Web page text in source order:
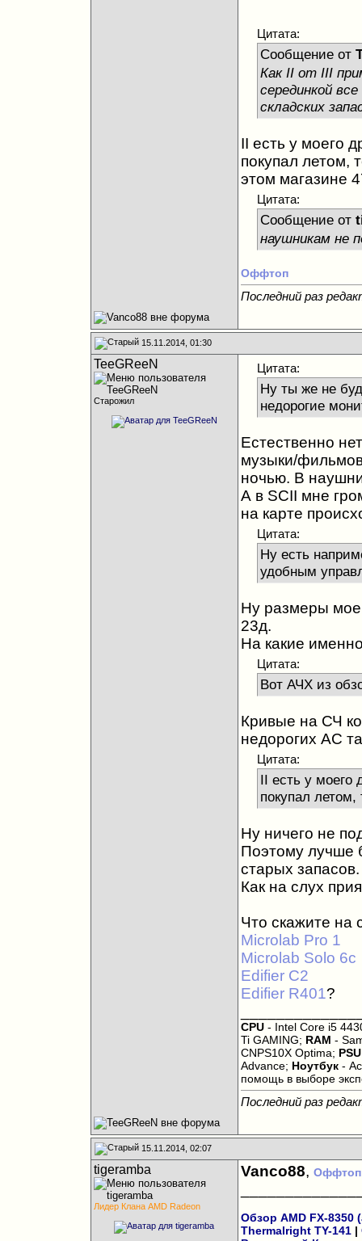
Цитата:
Сообщение от
Как II от III
серединкой
складских
II есть у моего
покупал летом,
этом магазине
Цитата:
Сообщение от
наушникам не
Оффтоп
Последний раз
15.11.2014, 01:30
TeeGReeN
Старожил
Цитата:
Ну ты же не
недорогие
Естественно
музыки/
ночью. В
А в SCII мне
на карте
Цитата:
Ну есть
удобным
Ну размеры
23д.
На какие
Цитата:
Вот АЧХ из
Кривые на СЧ
недорогих АС
Цитата:
II есть у моего
покупал
Ну ничего не
Поэтому лучше
старых запасов.
Как на слух
Что скажите на
Microlab Pro 1
Microlab Solo 6c
Edifier C2
Edifier R401?
CPU- Intel Core i5
Ti GAMING; RAM -
CNPS10X Optima; PSU
Advance; Ноутбук-
помощь в выборе
Последний раз
15.11.2014, 02:07
tigeramba
Лидер Клана AMD Radeon
Vanco88, Оффтоп
Обзор AMD FX-8350
Thermalright TY-141|